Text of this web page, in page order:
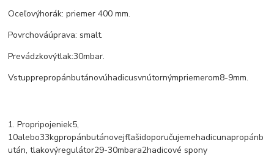
Oceľovýhorák: priemer400 mm.
Povrchováúprava: smalt.
Prevádzkovýtlak:30mbar.
Vstupprepropánbutánovúhadicusvnútornýmpriemerom8-9mm.
1. Propripojeniek5,
10alebo33kgpropánbutánovejfľašidoporučujemehadicunapropánb
után,tlakovýregulátor29-30mbara2hadicové spony